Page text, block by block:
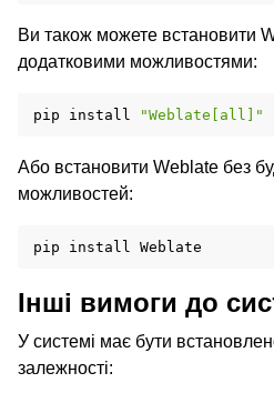
Ви також можете встановити
додатковими можливостями:
pip install "Weblate[all]"
Або встановити Weblate без
можливостей:
pip install
Інші вимоги до
У системі має бути
залежності: